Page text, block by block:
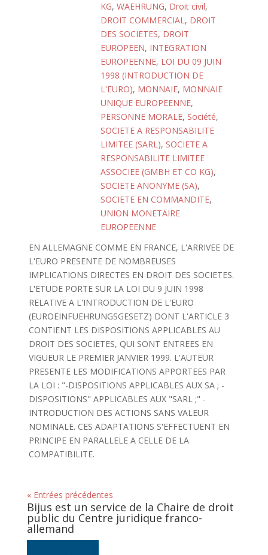
KG, WAEHRUNG, Droit civil,
DROIT COMMERCIAL, DROIT
DES SOCIETES, DROIT
EUROPEEN, INTEGRATION
EUROPEENNE, LOI DU 09 JUIN
1998 (INTRODUCTION DE
L'EURO), MONNAIE, MONNAIE
UNIQUE EUROPEENNE,
PERSONNE MORALE, Société,
SOCIETE A RESPONSABILITE
LIMITEE (SARL), SOCIETE A
RESPONSABILITE LIMITEE
ASSOCIEE (GMBH ET CO KG),
SOCIETE ANONYME (SA),
SOCIETE EN COMMANDITE,
UNION MONETAIRE
EUROPEENNE
EN ALLEMAGNE COMME EN FRANCE, L'ARRIVEE DE
L'EURO PRESENTE DE NOMBREUSES
IMPLICATIONS DIRECTES EN DROIT DES SOCIETES.
L'ETUDE PORTE SUR LA LOI DU 9 JUIN 1998
RELATIVE A L'INTRODUCTION DE L'EURO
(EUROEINFUEHRUNGSGESETZ) DONT L'ARTICLE 3
CONTIENT LES DISPOSITIONS APPLICABLES AU
DROIT DES SOCIETES, QUI SONT ENTREES EN
VIGUEUR LE PREMIER JANVIER 1999. L'AUTEUR
PRESENTE LES MODIFICATIONS APPORTEES PAR
LA LOI : "-DISPOSITIONS APPLICABLES AUX SA ; -
DISPOSITIONS" APPLICABLES AUX "SARL ;" -
INTRODUCTION DES ACTIONS SANS VALEUR
NOMINALE. CES ADAPTATIONS S'EFFECTUENT EN
PRINCIPE EN PARALLELE A CELLE DE LA
COMPATIBILITE.
« Entrées précédentes
Bijus est un service de la Chaire de droit
public du Centre juridique franco-
allemand